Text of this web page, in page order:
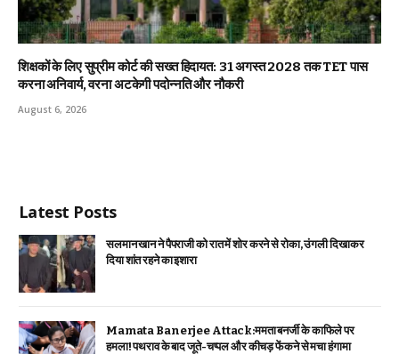
शिक्षकों के लिए सुप्रीम कोर्ट की सख्त हिदायत: 31 अगस्त 2028 तक TET पास
करना अनिवार्य, वरना अटकेगी पदोन्नति और नौकरी
August 6, 2026
Latest Posts
सलमान खान ने पैपराजी को रात में शोर करने से रोका, उंगली दिखाकर
दिया शांत रहने का इशारा
Mamata Banerjee Attack:ममता बनर्जी के काफिले पर
हमला! पथराव के बाद जूते-चप्पल और कीचड़ फेंकने से मचा हंगामा